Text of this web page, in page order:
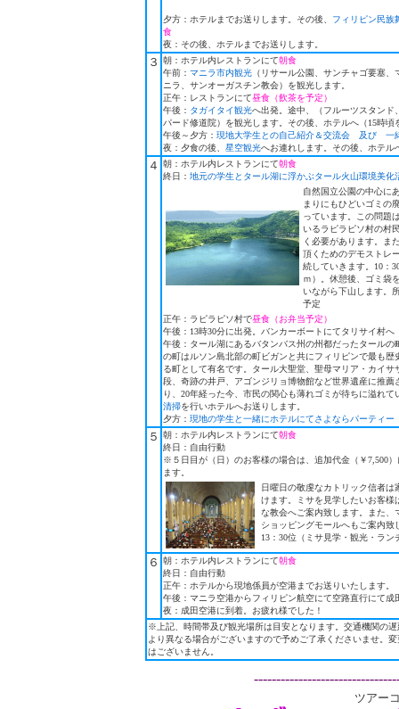
夕方：ホテルまでお送りします。その後、 フィリピン民族
食
夜：その後、ホテルまでお送りします。
３ 朝：ホテル内レストランにて朝食
午前： マニラ市内観光 （リサール公園、サンチャゴ要塞
ニラ、サンオーガスチン教会）を観光します。
正午：レストランにて昼食（飲茶を予定）
午後： タガイタイ観光へ出発。途中、（フルーツスタンド
パード修道院）を観光します。その後、ホテルへ（15時頃
午後～夕方： 現地大学生との自己紹介＆交流会 及び 一
夜：夕食の後、 星空観光へお連れします。その後、ホテル
４ 朝：ホテル内レストランにて朝食
終日： 地元の学生とタール湖に浮かぶタール火山環境美化
自然国立公園の中心に
まりにもひどいゴミの
っています。この問題
いるラピラピソ村の村
く必要があります。ま
頂くためのデモストレ
続していきます。10：
ｍ）。休憩後、ゴミ袋
いながら下山します。
予定
正午：ラピラピソ村で昼食（お弁当予定）
午後：13時30分に出発。バンカーボートにてタリサイ村へ
午後：タール湖にあるバタンバス州の州都だったタールの
の町はルソン島北部の町ビガンと共にフィリピンで最も歴
る町として有名です。タール大聖堂、聖母マリア・カイサ
段、奇跡の井戸、アゴンジリョ博物館など世界遺産に推薦
り、20年経った今、市民の関心も薄れゴミが待ちに溢れて
清掃を行いホテルへお送りします。
夕方： 現地の学生と一緒にホテルにてさよならパーティー
５ 朝：ホテル内レストランにて朝食
終日：自由行動
※５日目が（日）のお客様の場合は、追加代金（￥7,500
ます。
日曜日の敬虔なカトリック信者は
けます。ミサを見学したいお客様
な教会へご案内致します。また、
ショッピングモールへもご案内致
13：30位（ミサ見学・観光・ラン
６ 朝：ホテル内レストランにて朝食
終日：自由行動
正午：ホテルから現地係員が空港までお送りいたします。
午後：マニラ空港からフィリピン航空にて空路直行にて成
夜：成田空港に到着。お疲れ様でした！
※上記、時間帯及び観光場所は目安となります。交通機関の
より異なる場合がございますので予めご了承くださいませ。
はございません。
ツアー